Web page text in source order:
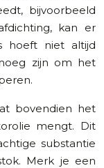
bijvoorbeeld
kan er
hoeft niet altijd
zijn om het
bovendien het
mengt. Dit
substantie
Merk je een